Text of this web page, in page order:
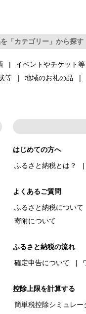
「カテゴリー」から探す
イベントやチケット等
等 地域のお礼の品
はじめての方へ
ふるさと納税とは？
よくあるご質問
ふるさと納税について
寄附について
ふるさと納税の流れ
確定申告について
控除上限を計算する
簡単税控除シミュレー